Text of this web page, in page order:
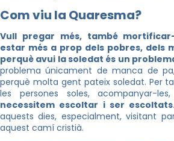
Com viu la Quaresma?
Vull pregar més, també
estar més a prop dels pobres, dels
perquè avui la soledat és un
problema únicament de manca de
perquè molta gent pateix soledat. Per
les persones soles, acompanyar-
necessitem escoltar i ser escoltats
aquests dies, especialment, visitant
aquest camí cristià.